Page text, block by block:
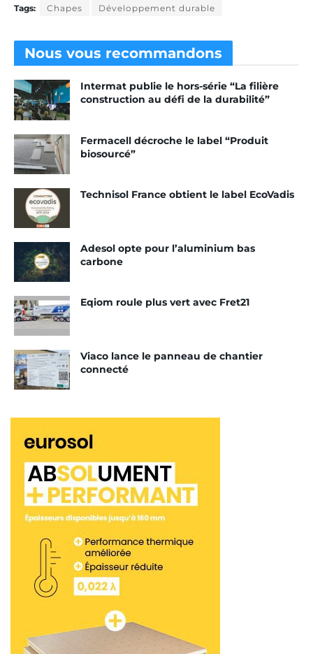
Tags: Chapes Développement durable
Nous vous recommandons
Intermat publie le hors-série “La filière
construction au défi de la durabilité”
Fermacell décroche le label “Produit
biosourcé”
Technisol France obtient le label EcoVadis
Adesol opte pour l’aluminium bas
carbone
Eqiom roule plus vert avec Fret21
Viaco lance le panneau de chantier
connecté